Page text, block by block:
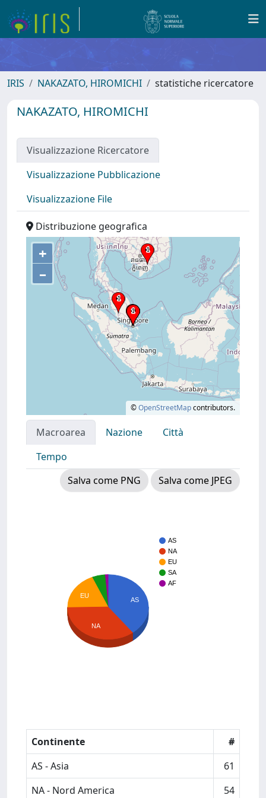
IRIS NAKAZATO, HIROMICHI statistiche ricercatore
NAKAZATO, HIROMICHI
Visualizzazione Ricercatore
Visualizzazione Pubblicazione
Visualizzazione File
Distribuzione geografica
+
–
©OpenStreetMapcontributors.
Macroarea Nazione
Città
Tempo
Salva come PNG
Salva come JPEG
AS
NA
EU
SA
AF
AS
EU
NA
Continente
#
AS - Asia
61
NA - Nord America
54